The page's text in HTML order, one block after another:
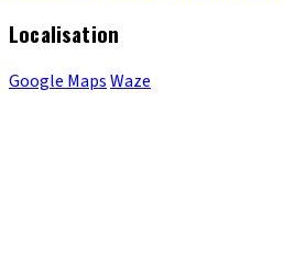
Localisation
Google MapsWaze